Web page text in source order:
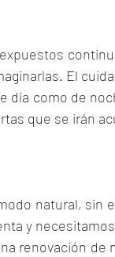
El
día como de
que se irán
natural, sin
y
renovación